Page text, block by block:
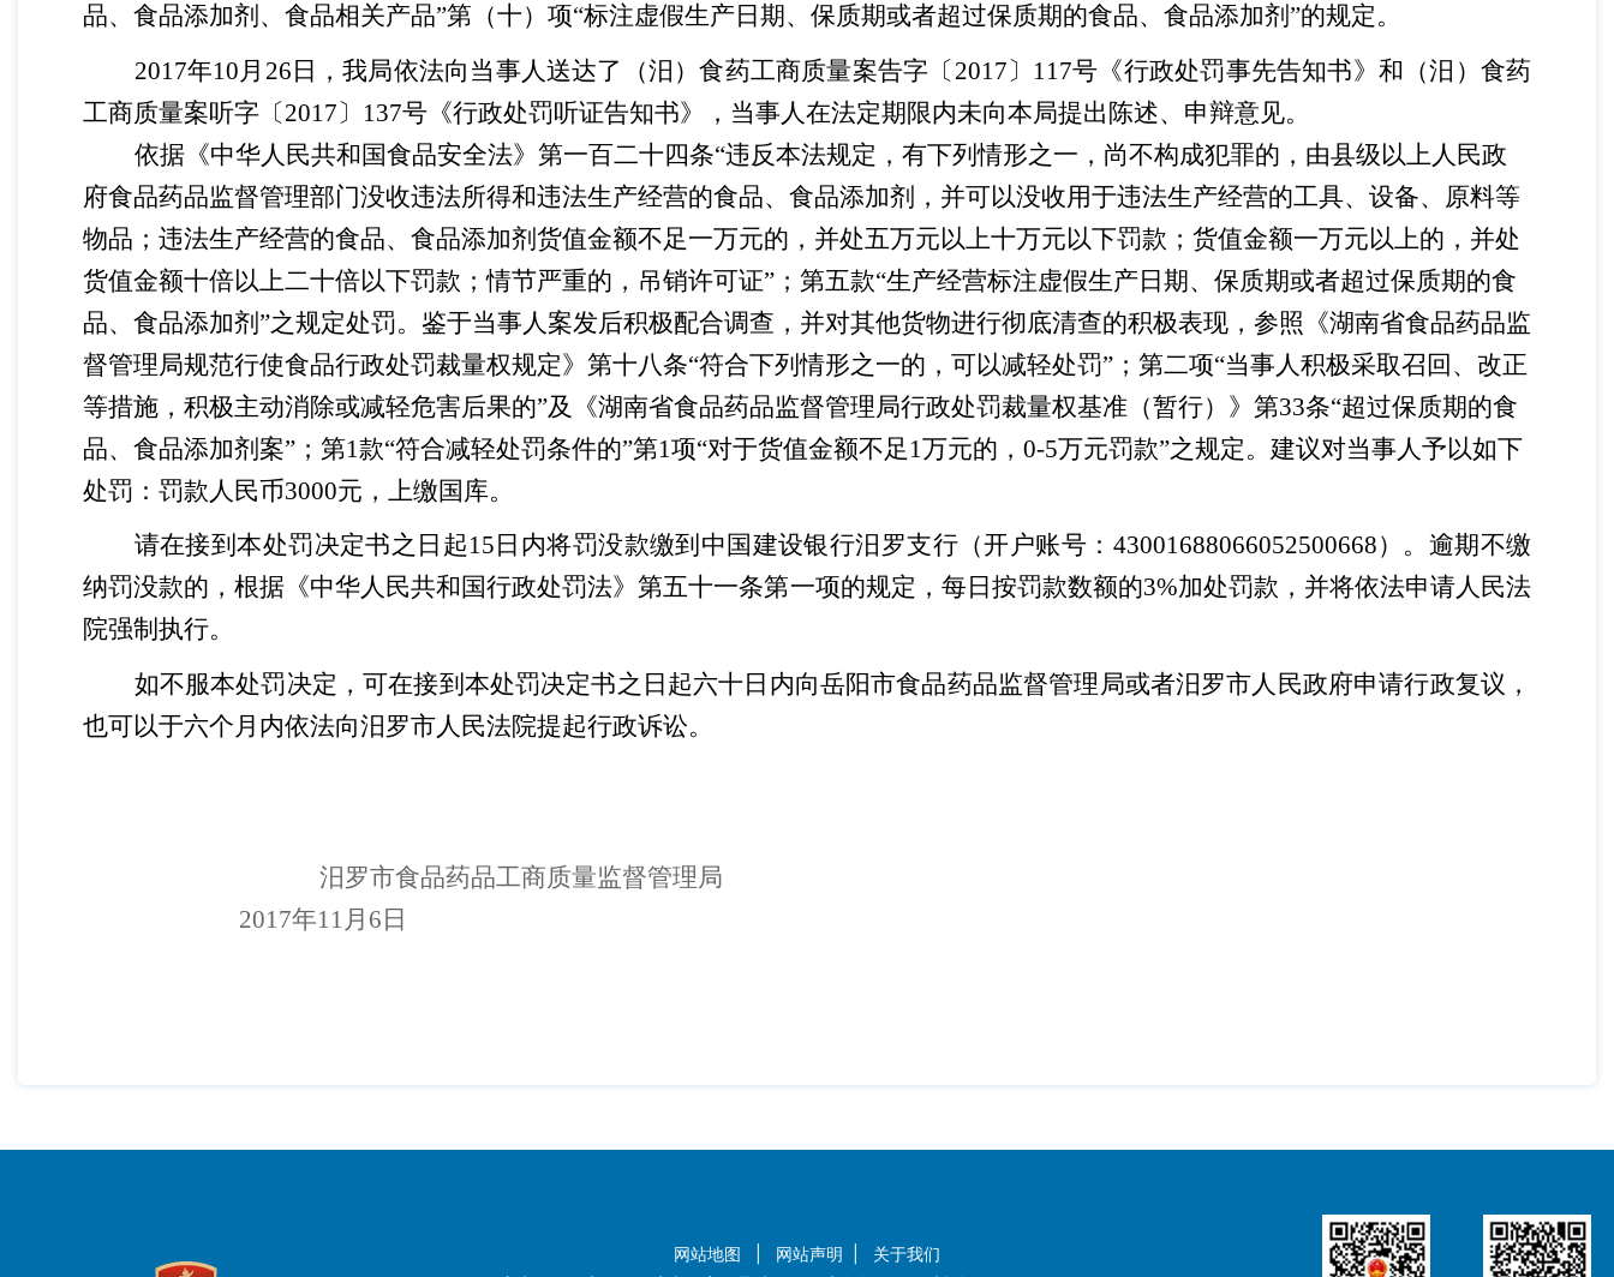
品、食品添加剂、食品相关产品”第（十） 项“标注虚假生产日期、保质期或者超过保质期的食品、食品添加剂 ”的规定。
2017年10月26日，我局依法向当事人送达了（汨）食药工商质量案告字〔2017〕117号《行政处罚事先告知书》和（汨）食药
工商质量案听字〔2017〕137号《行政处罚听证告知书》，当事人在法定期限内未向本局提出陈述、申辩意见。
依据《中华人民共和国食品安全法》第一百二十四条“违反本法规定，有下列情形之一，尚不构成犯罪的，由县级以上人民政
府食品药品监督管理部门没收违法所得和违法生产经营的食品、食品添加剂，并可以没收用于违法生产经营的工具、设备、原料等
物品；违法生产经营的食品、食品添加剂货值金额不足一万元的，并处五万元以上十万元以下罚款；货值金额一万元以上的，并处
货值金额十倍以上二十倍以下罚款；情节严重的，吊销许可证”；第五款“生产经营标注虚假生产日期、保质期或者超过保质期的食
品、食品添加剂”之规定处罚。鉴于当事人案发后积极配合调查，并对其他货物进行彻底清查的积极表现，参照《湖南省食品药品监
督管理局规范行使食品行政处罚裁量权规定》第十八条“符合下列情形之一的，可以减轻处罚”；第二项“当事人积极采取召回、改正
等措施，积极主动消除或减轻危害后果的”及《湖南省食品药品监督管理局行政处罚裁量权基准（暂行）》第33条“超过保质期的食
品、食品添加剂案”；第1款“符合减轻处罚条件的”第1项“对于货值金额不足1万元的，0-5万元罚款”之规定。建议对当事人予以如下
处罚：罚款人民币3000元，上缴国库。
请在接到本处罚决定书之日起15日内将罚没款缴到中国建设银行汨罗支行（开户账号：43001688066052500668）。逾期不缴
纳罚没款的，根据《中华人民共和国行政处罚法》第五十一条第一项的规定，每日按罚款数额的3%加处罚款，并将依法申请人民法
院强制执行。
如不服本处罚决定，可在接到本处罚决定书之日起六十日内向岳阳市食品药品监督管理局或者汨罗市人民政府申请行政复议，
也可以于六个月内依法向汨罗市人民法院提起行政诉讼。
汨罗市食品药品工商质量监督管理局
2017年11月6日
网站地图 网站声明
关于我们